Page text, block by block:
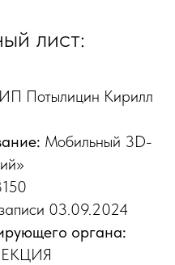
лист:
ИП Потылицин Кирилл
Мобильный 3D-
03.09.2024
органа: